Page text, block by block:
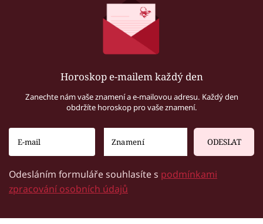
Horoskop e-mailem každý den
Zanechte nám vaše znamení a e-mailovou adresu. Každý den
obdržíte horoskop pro vaše znamení.
ODESLAT
Odesláním formuláře souhlasíte s podmínkami
zpracování osobních údajů